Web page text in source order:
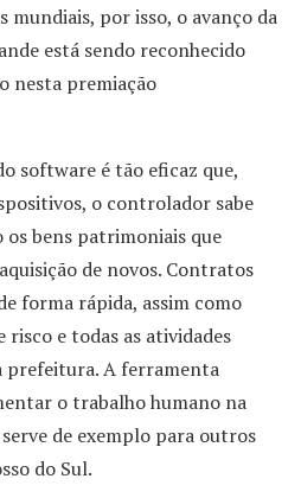
mundiais, por isso, o avanço da
está sendo reconhecido
nesta premiação
software é tão eficaz que,
o controlador sabe
os bens patrimoniais que
de novos. Contratos
forma rápida, assim como
e todas as atividades
prefeitura. A ferramenta
o trabalho humano na
de exemplo para outros
do Sul.